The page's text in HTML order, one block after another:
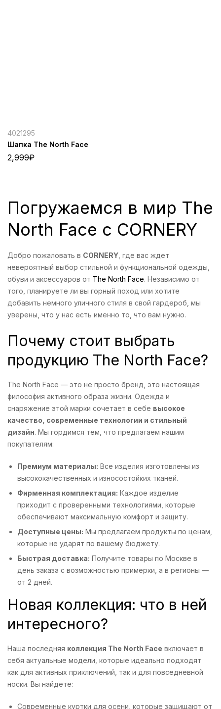
4021295
Шапка The North Face
2,999₽
Погружаемся в мир The
North Face с CORNERY
Добро пожаловать в CORNERY , где вас ждет
невероятный выбор стильной и функциональной одежды,
обуви и аксессуаров от The North Face. Независимо от
того, планируете ли вы горный поход или хотите
добавить немного уличного стиля в свой гардероб, мы
уверены, что у нас есть именно то, что вам нужно.
Почему стоит выбрать
продукцию The North Face?
The North Face — это не просто бренд, это настоящая
философия активного образа жизни. Одежда и
снаряжение этой марки сочетает в себе высокое
качество, современные технологии и стильный
дизайн. Мы гордимся тем, что предлагаем нашим
покупателям:
Премиум материалы: Все изделия изготовлены из
высококачественных и износостойких тканей.
Фирменная комплектация: Каждое изделие
приходит с проверенными технологиями, которые
обеспечивают максимальную комфорт и защиту.
Доступные цены: Мы предлагаем продукты по ценам,
которые не ударят по вашему бюджету.
Быстрая доставка: Получите товары по Москве в
день заказа с возможностью примерки, а в регионы —
от 2 дней.
Новая коллекция: что в ней
интересного?
Наша последняя коллекция The North Face включает в
себя актуальные модели, которые идеально подходят
как для активных приключений, так и для повседневной
носки. Вы найдете:
Современные куртки для осени, которые защищают от